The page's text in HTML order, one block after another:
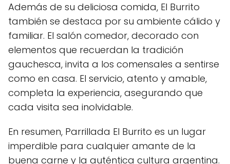
Además de su deliciosa comida, El Burrito
también se destaca por su ambiente cálido y
familiar. El salón comedor, decorado con
elementos que recuerdan la tradición
gauchesca, invita a los comensales a sentirse
como en casa. El servicio, atento y amable,
completa la experiencia, asegurando que
cada visita sea inolvidable.
En resumen, Parrillada El Burrito es un lugar
imperdible para cualquier amante de la
buena carne y la auténtica cultura argentina.